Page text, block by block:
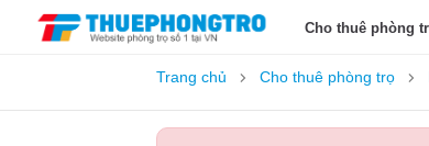
Cho thuê phòng
Trang chủ Cho thuê phòng trọ